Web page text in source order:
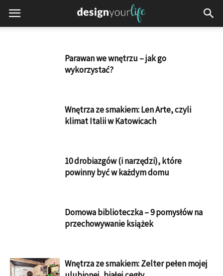
Parawan we wnętrzu – jak go
wykorzystać?
Wnętrza ze smakiem: Len Arte, czyli
klimat Italii w Katowicach
10 drobiazgów (i narzędzi), które
powinny być w każdym domu
Domowa biblioteczka – 9 pomysłów na
przechowywanie książek
Wnętrza ze smakiem: Zelter pełen mojej